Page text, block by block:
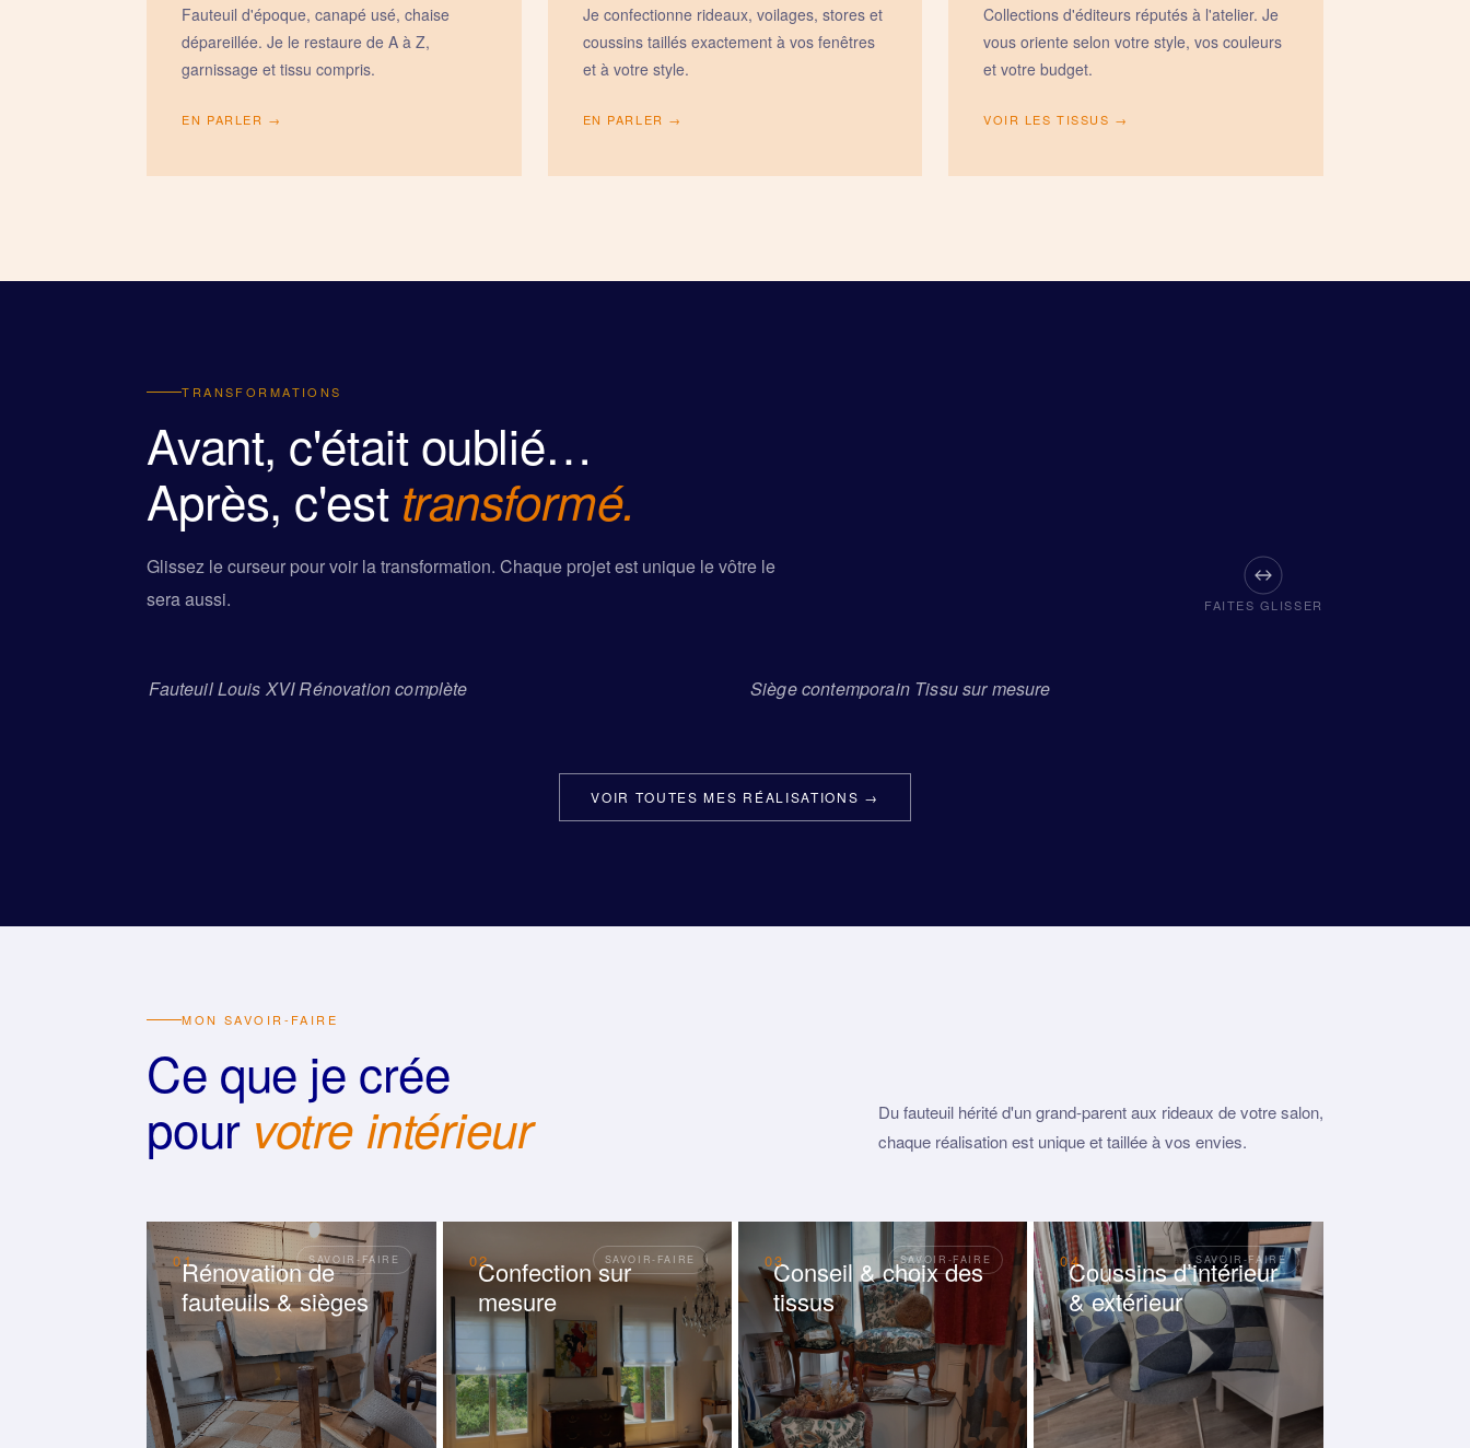
Fauteuil d'époque, canapé usé, chaise
dépareillée. Je le restaure de A à Z,
garnissage et tissu compris.
EN PARLER →
Je confectionne rideaux, voilages, stores et
coussins taillés exactement à vos fenêtres
et à votre style.
EN PARLER →
Collections d'éditeurs réputés à l'atelier. Je
vous oriente selon votre style, vos couleurs
et votre budget.
VOIR LES TISSUS →
TRANSFORMATIONS
Avant, c'était oublié…
Après, c'est transformé.
Glissez le curseur pour voir la transformation. Chaque projet est unique le vôtre le
sera aussi.
FAITES GLISSER
Fauteuil Louis XVI Rénovation complète Siège contemporain Tissu sur mesure
VOIR TOUTES MES RÉALISATIONS →
MON SAVOIR-FAIRE
Ce que je crée
pourvotre intérieur
Du fauteuil hérité d'un grand-parent aux rideaux de votre salon,
chaque réalisation est unique et taillée à vos envies.
01Rénovation de
fauteuils & sièges
02Confection sur
mesure
03Conseil & choix des
tissus
04Coussins d’intérieur
& extérieur